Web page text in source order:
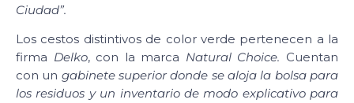
Ciudad”.
Los cestos distintivos de color verde pertenecen a la
firma Delko, con la marca Natural Choice. Cuentan
con un gabinete superior donde se aloja la bolsa para
los residuos y un inventario de modo explicativo para